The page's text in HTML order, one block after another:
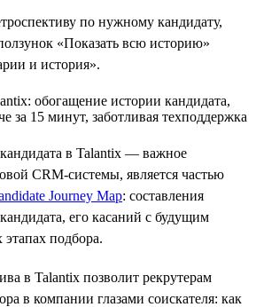
по нужному кандидату,
«Показать всю историю»
и история».
в Talantix — важное
CRM-системы, является частью
Journey Map: составления
его касаний с будущим
этапах подбора.
в Talantix позволит рекрутерам
в компании глазами соискателя: как